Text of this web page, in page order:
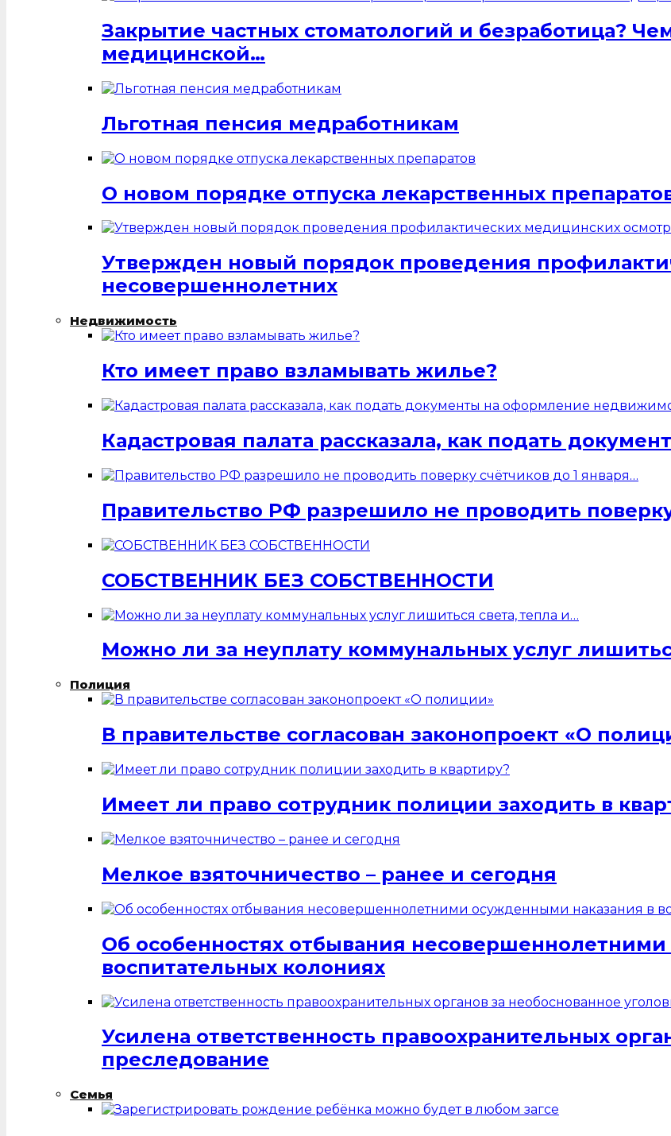
Закрытие частных стоматологий и безработица?
медицинской…
Льготная пенсия медработникам
О новом порядке отпуска лекарственных
Утвержден новый порядок проведения
несовершеннолетних
Недвижимость
Кто имеет право взламывать жилье?
Кадастровая палата рассказала, как подать
Правительство РФ разрешило не проводить
СОБСТВЕННИК БЕЗ СОБСТВЕННОСТИ
Можно ли за неуплату коммунальных услуг
Полиция
В правительстве согласован законопроект «О
Имеет ли право сотрудник полиции заходить в
Мелкое взяточничество – ранее и сегодня
Об особенностях отбывания
воспитательных колониях
Усилена ответственность правоохранительных
преследование
Семья